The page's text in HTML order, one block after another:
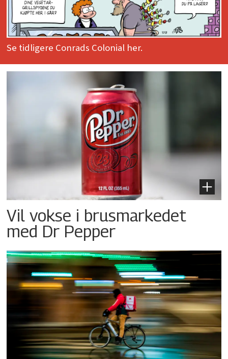
Se tidligere Conrads Colonial her.
Vil vokse i brusmarkedet
med Dr Pepper